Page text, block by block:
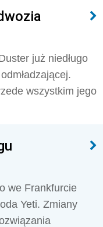
już niedługo
wszystkim jego
we Frankfurcie
Yeti. Zmiany